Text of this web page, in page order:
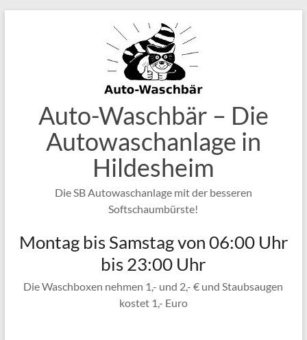
Auto-Waschbär – Die
Autowaschanlage in
Hildesheim
Die SB Autowaschanlage mit der besseren
Softschaumbürste!
Montag bis Samstag von 06:00 Uhr
bis 23:00 Uhr
Die Waschboxen nehmen 1,- und 2,- € und Staubsaugen
kostet 1,- Euro